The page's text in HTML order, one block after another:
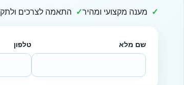
מענה מקצועי ומהיר התאמה לצרכים
שם מלא טלפון